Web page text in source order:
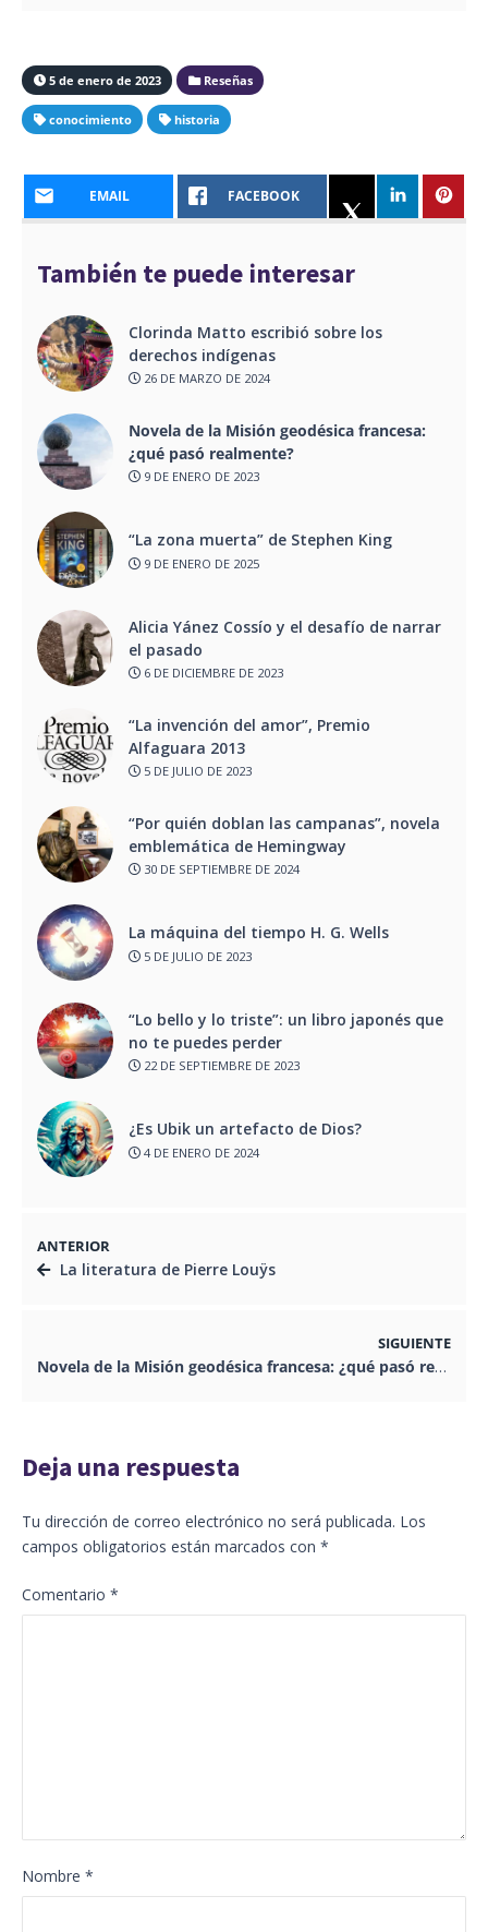
5 de enero de 2023 Reseñas
conocimiento historia
EMAIL FACEBOOK
También te puede interesar
Clorinda Matto escribió sobre los
derechos indígenas
26 DE MARZO DE 2024
Novela de la Misión geodésica francesa:
¿qué pasó realmente?
9 DE ENERO DE 2023
“La zona muerta” de Stephen King
9 DE ENERO DE 2025
Alicia Yánez Cossío y el desafío de narrar
el pasado
6 DE DICIEMBRE DE 2023
“La invención del amor”, Premio
Alfaguara 2013
5 DE JULIO DE 2023
“Por quién doblan las campanas”, novela
emblemática de Hemingway
30 DE SEPTIEMBRE DE 2024
La máquina del tiempo H. G. Wells
5 DE JULIO DE 2023
“Lo bello y lo triste”: un libro japonés que
no te puedes perder
22 DE SEPTIEMBRE DE 2023
¿Es Ubik un artefacto de Dios?
4 DE ENERO DE 2024
ANTERIOR
La literatura de Pierre Louÿs
SIGUIENTE
Novela de la Misión geodésica francesa: ¿qué pasó realmente?
Deja una respuesta
Tu dirección de correo electrónico no será publicada. Los
campos obligatorios están marcados con *
Comentario *
Nombre *